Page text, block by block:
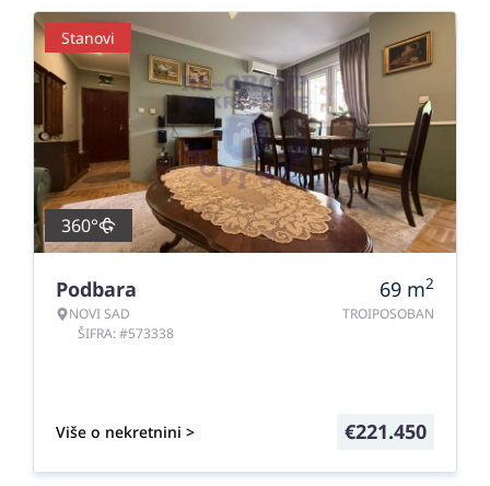
Stanovi
360°
Podbara
NOVI SAD
ŠIFRA: #573338
69 m2
TROIPOSOBAN
Više o nekretnini > €221.450